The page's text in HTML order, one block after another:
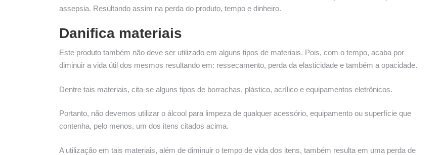
assepsia. Resultando assim na perda do produto, tempo e dinheiro.
Danifica materiais
Este produto também não deve ser utilizado em alguns tipos de materiais. Pois, com o tempo, acaba por
diminuir a vida útil dos mesmos resultando em: ressecamento, perda da elasticidade e também a opacidade.
Dentre tais materiais, cita-se alguns tipos de borrachas, plástico, acrílico e equipamentos eletrônicos.
Portanto, não devemos utilizar o álcool para limpeza de qualquer acessório, equipamento ou superfície que
contenha, pelo menos, um dos itens citados acima.
A utilização em tais materiais, além de diminuir o tempo de vida dos itens, também resulta em uma perda de